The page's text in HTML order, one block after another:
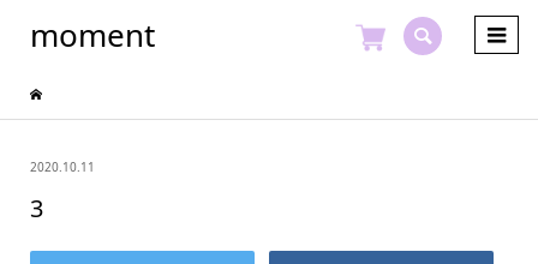
moment
2020.10.11
3